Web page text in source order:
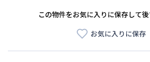
この物件をお気に入りに保存して
お気に入りに保存